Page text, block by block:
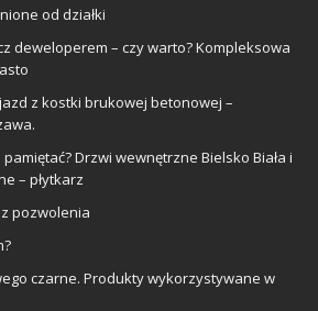
od działki
deweloperem – czy warto? Kompleksowa
z kostki brukowej betonowej –
Drzwi wewnętrzne Bielsko Biała i
– płytkarz
pozwolenia
czarne. Produkty wykorzystywane w